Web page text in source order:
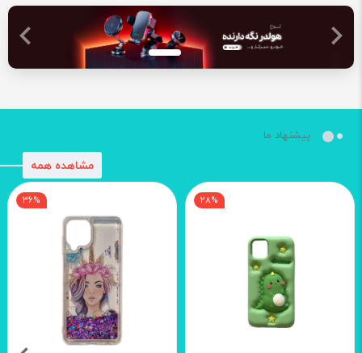
پیشنهاد ما
مشاهده همه
28%
36%